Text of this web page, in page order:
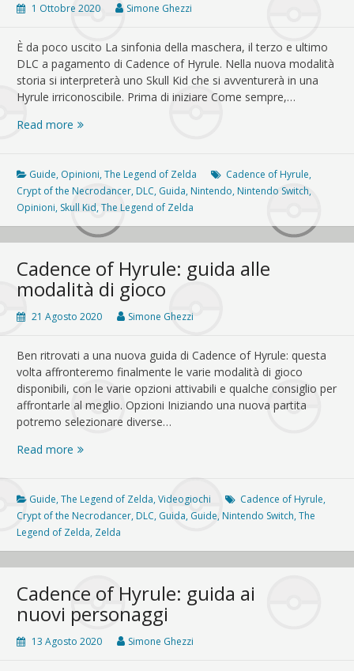
1 Ottobre 2020 Simone Ghezzi
È da poco uscito La sinfonia della maschera, il terzo e ultimo
DLC a pagamento di Cadence of Hyrule. Nella nuova modalità
storia si interpreterà uno Skull Kid che si avventurerà in una
Hyrule irriconoscibile. Prima di iniziare Come sempre,…
Read more La
maschera:
guida
al
terzo
DLC
Cadence
of
Guide, Opinioni,The Legend of Zelda Cadence of Hyrule,
Crypt of the Necrodancer, DLC, Guida, Nintendo, Nintendo Switch,
Opinioni, Skull Kid,The Legend of Zelda
Cadence of Hyrule: guida alle
modalità di gioco
21 Agosto 2020 Simone Ghezzi
Ben ritrovati a una nuova guida di Cadence of Hyrule: questa
volta affronteremo finalmente le varie modalità di gioco
disponibili, con le varie opzioni attivabili e qualche consiglio per
affrontarle al meglio. Opzioni Iniziando una nuova partita
potremo selezionare diverse…
Read more Cadence
guida
alle
modalità
di
gioco
Guide,The Legend of Zelda,Videogiochi Cadence of Hyrule,
Crypt of the Necrodancer, DLC, Guida, Guide, Nintendo Switch,The
Legend of Zelda, Zelda
Cadence of Hyrule: guida ai
nuovi personaggi
13 Agosto 2020 Simone Ghezzi